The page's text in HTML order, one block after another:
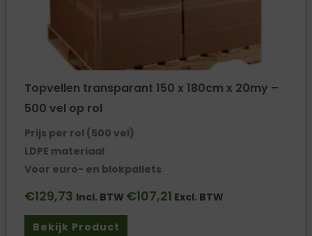
Topvellen transparant 150 x 180cm x 20my –
500 vel op rol
Prijs per rol (500 vel)
LDPE materiaal
Voor euro- en blokpallets
€129,73 Incl. BTW €107,21 Excl. BTW
Bekijk Product